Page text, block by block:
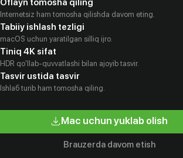
Oflayn tomosha qiling
Internetsiz ham tomosha qilishda davom eting.
Tabiiy ishlash tezligi
macOS uchun yaratilgan silliq ijro.
Tiniq 4K sifat
HDR qo'llab-quvvatlashi bilan ajoyib tasvir.
Tasvir ustida tasvir
Ishlаб turib ham tomosha qiling.
Mac uchun yuklab olish
Brauzerda davom etish